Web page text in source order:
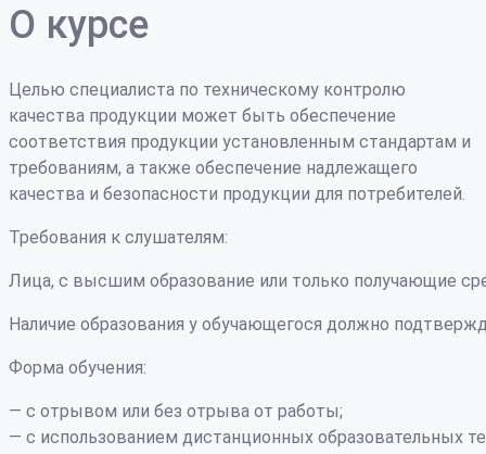
О курсе
Целью специалиста по техническому контролю
качества продукции может быть обеспечение
соответствия продукции установленным стандартам и
требованиям, а также обеспечение надлежащего
качества и безопасности продукции для потребителей.
Требования к слушателям:
Лица, с высшим образование или только получающие
Наличие образования у обучающегося должно
Форма обучения:
— с отрывом или без отрыва от работы;
— с использованием дистанционных образовательных